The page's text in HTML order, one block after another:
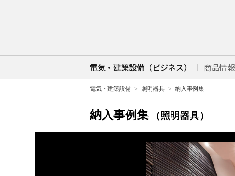
電気・建築設備（ビジネス） 商品情報
電気・建築設備 照明器具 納入事例集
納入事例集 （照明器具）